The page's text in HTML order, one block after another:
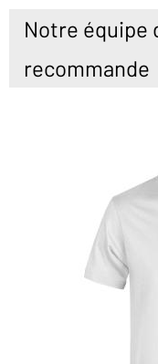
Notre équipe
recommande